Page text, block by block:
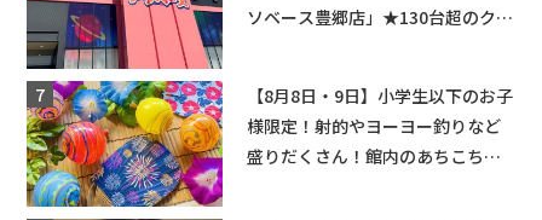
ソベース豊郷店」★130台超のクレ
【8月8日・9日】小学生以下のお子
様限定！射的やヨーヨー釣りなど
盛りだくさん！館内のあちこちに